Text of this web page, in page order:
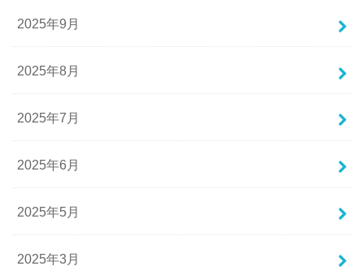
2025年9月
2025年8月
2025年7月
2025年6月
2025年5月
2025年3月